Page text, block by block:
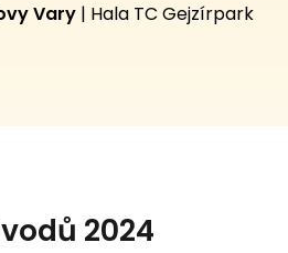
Vary | Hala TC Gejzírpark
2024